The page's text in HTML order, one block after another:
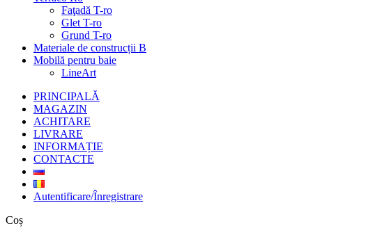
Faţadă T-ro
Glet T-ro
Grund T-ro
Materiale de construcții B
Mobilă pentru baie
LineArt
PRINCIPALĂ
MAGAZIN
ACHITARE
LIVRARE
INFORMAȚIE
CONTACTE
Autentificare/Înregistrare
Coș